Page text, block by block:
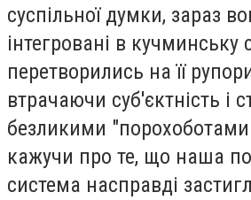
суспільної думки, зараз
інтегровані в кучминську
перетворились на її
втрачаючи суб'єктність і
безликими
кажучи про те, що наша
система насправді